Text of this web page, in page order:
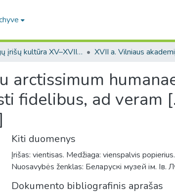
Knygų įrišų kultūra XV–XVIII a. LDK teritorijoje / Bookbinding culture in the 15th–18th-century GDL
arctissimum
fidelibus, ad veram
Kiti duomenys
Įrišas: vientisas. Medžiaga: vienspalvis popierius.
Nuosavybės ženklas: Беларускi музей iм. Iв.
Dokumento bibliografinis aprašas